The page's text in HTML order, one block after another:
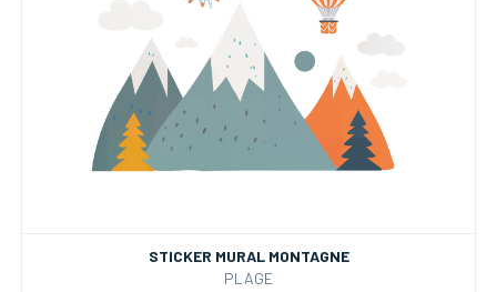
STICKER MURAL MONTAGNE
PLAGE